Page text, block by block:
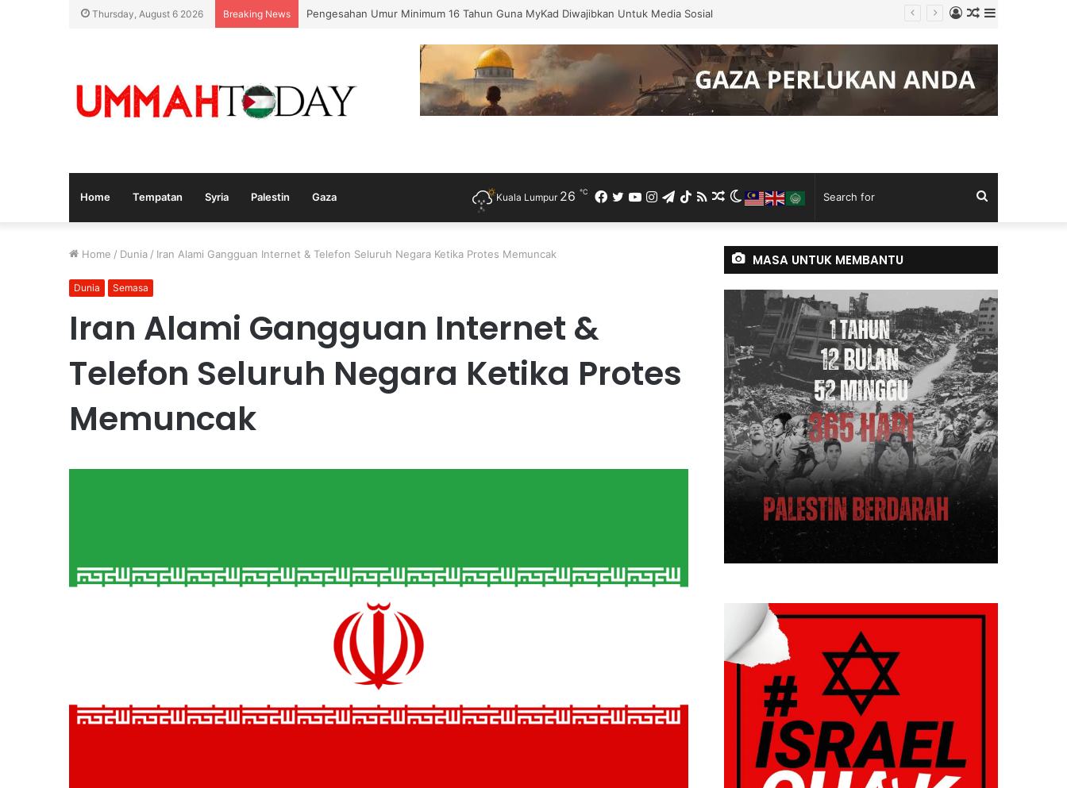
Thursday, August 6 2026 Breaking News Pengesahan Umur Minimum 16 Tahun Guna MyKad Diwajibkan Untuk Media Sosial
Random
Article
Log
In
Home Tempatan Syria Palestin Gaza
for
Switch
skin
Random
Article
RSS
TikTok
Telegram
Instagram
YouTube
Twitter
Facebook
Kuala Lumpur 26 ℃
Home / Dunia / Iran Alami Gangguan Internet & Telefon Seluruh Negara Ketika Protes Memuncak
Dunia Semasa
Iran Alami Gangguan Internet &
Telefon Seluruh Negara Ketika Protes
Memuncak
MASA UNTUK MEMBANTU